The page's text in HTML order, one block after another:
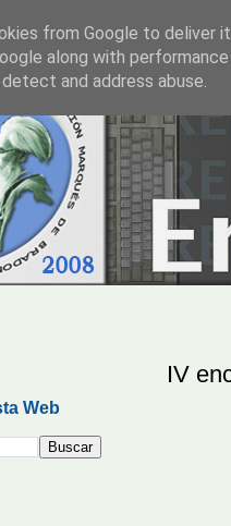
IV
Web
from Google to deliver
along with
and address abuse.